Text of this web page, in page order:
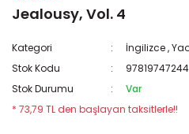
Jealousy, Vol. 4
Kategori İngilizce,
Stok Kodu
Stok Durumu
Var
* 73,79 TL den başlayan taksitlerle!!